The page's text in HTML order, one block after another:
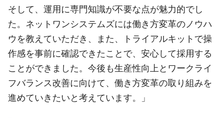
そして、運用に専門知識が不要な点が魅力的でし
た。ネットワンシステムズには働き方変革のノウハ
ウを教えていただき、また、トライアルキットで操
作感を事前に確認できたことで、安心して採用する
ことができました。今後も生産性向上とワークライ
フバランス改善に向けて、働き方変革の取り組みを
進めていきたいと考えています。」